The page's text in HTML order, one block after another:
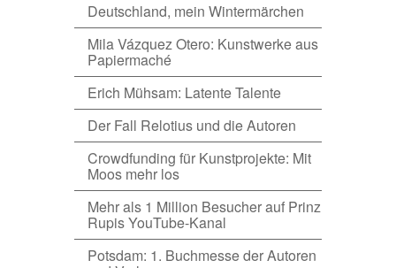
Deutschland, mein Wintermärchen
Mila Vázquez Otero: Kunstwerke aus
Papiermaché
Erich Mühsam: Latente Talente
Der Fall Relotius und die Autoren
Crowdfunding für Kunstprojekte: Mit
Moos mehr los
Mehr als 1 Million Besucher auf Prinz
Rupis YouTube-Kanal
Potsdam: 1. Buchmesse der Autoren